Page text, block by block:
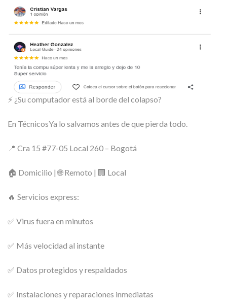
⚡ ¿Su computador está al borde del colapso?
En TécnicosYa lo salvamos antes de que pierda todo.
📍 Cra 15 #77-05 Local 260 – Bogotá
🏠 Domicilio | 🌐 Remoto | 🏢 Local
🔥 Servicios express:
✅ Virus fuera en minutos
✅ Más velocidad al instante
✅ Datos protegidos y respaldados
✅ Instalaciones y reparaciones inmediatas